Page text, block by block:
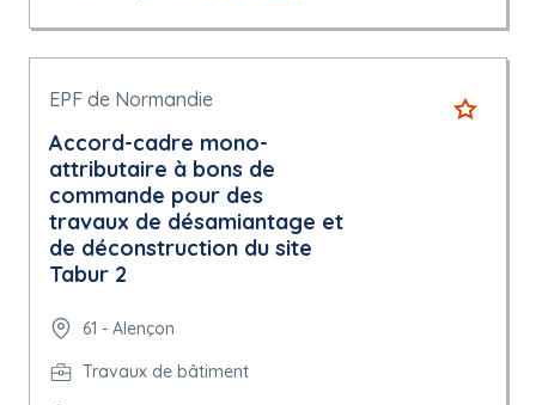
EPF de Normandie
Accord-cadre mono-
attributaire à bons de
commande pour des
travaux de désamiantage et
de déconstruction du site
Tabur 2
61 - Alençon
Travaux de bâtiment